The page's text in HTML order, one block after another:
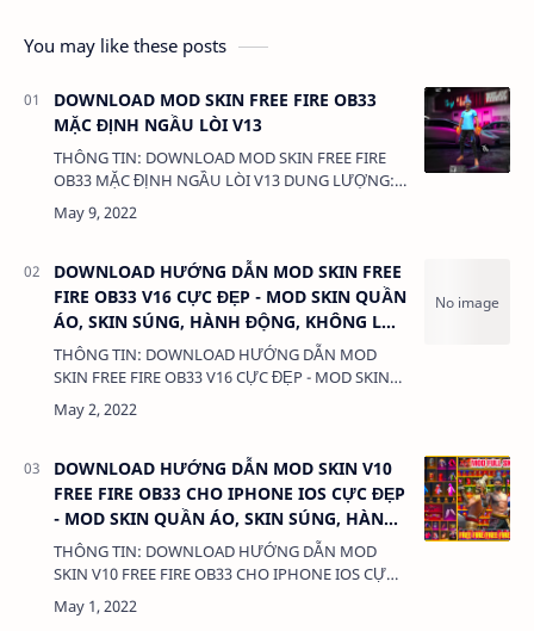
You may like these posts
DOWNLOAD MOD SKIN FREE FIRE OB33
MẶC ĐỊNH NGẦU LÒI V13
THÔNG TIN: DOWNLOAD MOD SKIN FREE FIRE
OB33 MẶC ĐỊNH NGẦU LÒI V13 DUNG LƯỢNG:
1 MB LINK: (adsbygoogle = window.adsbygoogle
DOWNLOAD HƯỚNG DẪN MOD SKIN FREE
FIRE OB33 V16 CỰC ĐẸP - MOD SKIN QUẦN
ÁO, SKIN SÚNG, HÀNH ĐỘNG, KHÔNG LỖI
TÌM TRẬN
THÔNG TIN: DOWNLOAD HƯỚNG DẪN MOD
SKIN FREE FIRE OB33 V16 CỰC ĐẸP - MOD SKIN
QUẦN ÁO, SKIN SÚNG, HÀNH ĐỘNG, KHÔNG LỖI
TÌM TRẬN DUNG LƯỢNG: 3MB LINK:
DOWNLOAD HƯỚNG DẪN MOD SKIN V10
FREE FIRE OB33 CHO IPHONE IOS CỰC ĐẸP
- MOD SKIN QUẦN ÁO, SKIN SÚNG, HÀNH
ĐỘNG, KHÔNG LỖI TÌM TRẬN
THÔNG TIN: DOWNLOAD HƯỚNG DẪN MOD
SKIN V10 FREE FIRE OB33 CHO IPHONE IOS CỰC
ĐẸP - MOD SKIN QUẦN ÁO, SKIN SÚNG, HÀNH
ĐỘNG, KHÔNG LỖI TÌM TRẬN DUNG LƯỢNG: